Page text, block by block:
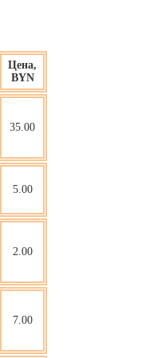
Цена,
BYN
35.00
5.00
2.00
7.00